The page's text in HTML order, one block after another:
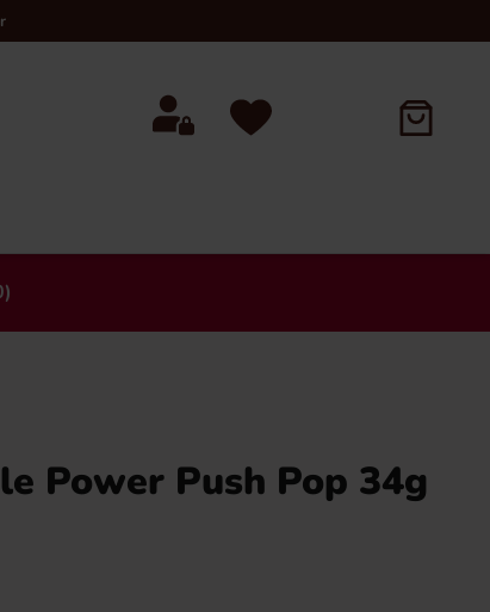
Power Push Pop 34g